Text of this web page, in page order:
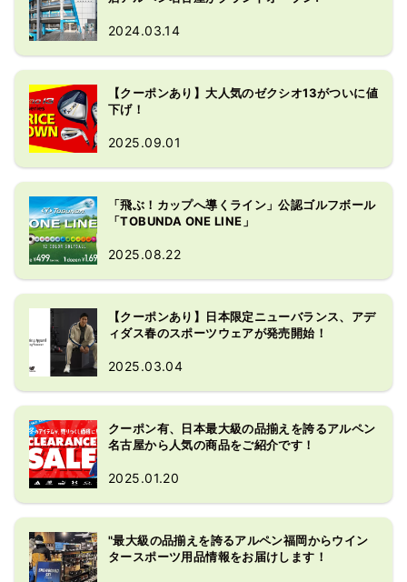
ラッグシップストア、 2 階 と 3 階一
ポーツデポフラッグシップストア、 3
階はアウトドア大型専門店「アルペン
アウトドアーズフラッグシップスト
ア」の 3 業態が入る九州エリア最大級
スポーツ各カテゴリーの充実した品揃
えや、アウトドアは合計280ブランド
以上、ゴルフは合計88ブランド以上の
ヨネックス、スノーピークス、ソト、
マジェスティ、ホンマなどの人気のジ
ています。
2024.03.14
【クーポンあり】大人気のゼクシオ13がついに値
下げ！
2025.09.01
「飛ぶ！カップへ導くライン」公認ゴルフボール
「TOBUNDA ONE LINE」
2025.08.22
【クーポンあり】日本限定ニューバランス、アデ
ィダス春のスポーツウェアが発売開始！
2025.03.04
クーポン有、日本最大級の品揃えを誇るアルペン
名古屋から人気の商品をご紹介です！
2025.01.20
"最大級の品揃えを誇るアルペン福岡からウイン
タースポーツ用品情報をお届けします！